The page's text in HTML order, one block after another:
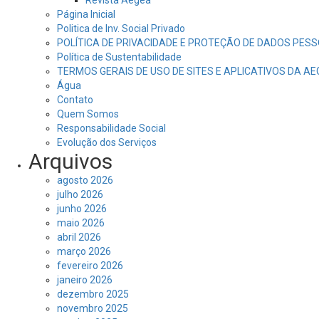
Página Inicial
Politica de Inv. Social Privado
POLÍTICA DE PRIVACIDADE E PROTEÇÃO DE DADOS
Política de Sustentabilidade
TERMOS GERAIS DE USO DE SITES E APLICATIVOS DA
Água
Contato
Quem Somos
Responsabilidade Social
Evolução dos Serviços
Arquivos
agosto 2026
julho 2026
junho 2026
maio 2026
abril 2026
março 2026
fevereiro 2026
janeiro 2026
dezembro 2025
novembro 2025